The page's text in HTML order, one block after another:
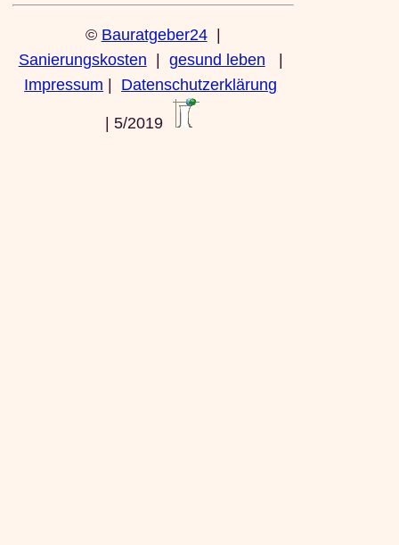
© Bauratgeber24|
Sanierungskosten | gesund leben |
Impressum | Datenschutzerklärung
| 5/2019